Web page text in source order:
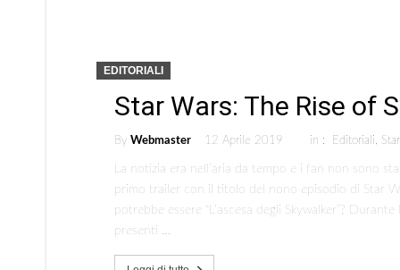
EDITORIALI
Star Wars: The Rise of
By Webmaster 12 Aprile 2019 in : Editoriali,
La notizia era nell’aria da tempo e i fan non sono
primo trailer con il titolo del nono episodio di Star
potrebbe essere “L’ascesa degli Skywalker”?
presenti …